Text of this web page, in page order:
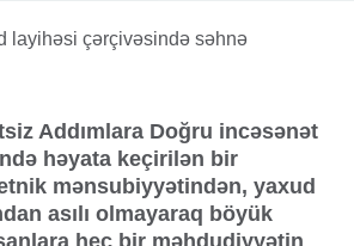
Addımlara Doğru incəsənət
həyata keçirilən bir
mənsubiyyətindən, yaxud
asılı olmayaraq böyük
heç bir məhdudiyyətin